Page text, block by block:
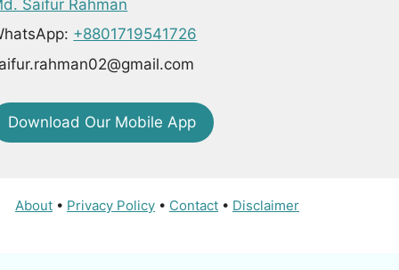
Saifur Rahman
+8801719541726
Download Our Mobile App
About • Privacy Policy • Contact • Disclaimer